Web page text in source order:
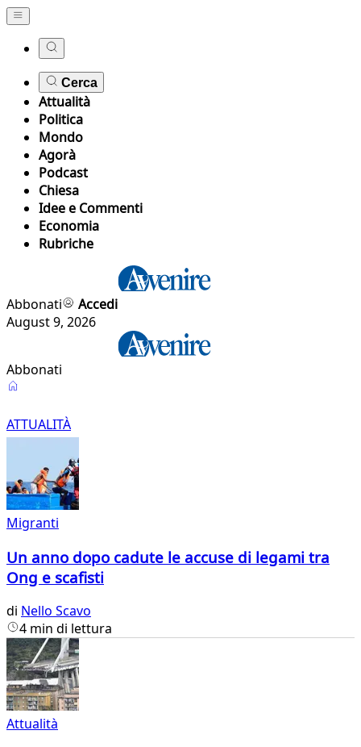
Cerca
Attualità
Politica
Mondo
Agorà
Podcast
Chiesa
Idee e Commenti
Economia
Rubriche
Abbonati
Accedi
August 9, 2026
Abbonati
Attualità
ATTUALITÀ
Migranti
Un anno dopo cadute le accuse di legami tra
Ong e scafisti
di Nello Scavo
4 min di lettura
Attualità